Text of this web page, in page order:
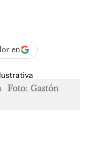
en
Foto: Gastón